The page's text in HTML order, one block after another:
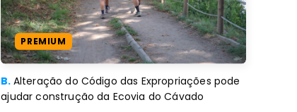
PREMIUM
B. Alteração do Código das Expropriações pode
ajudar construção da Ecovia do Cávado